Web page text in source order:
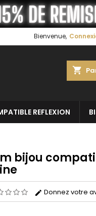
Bienvenue,
shopping_cart
REFLEXION
bijou
Donnez votre